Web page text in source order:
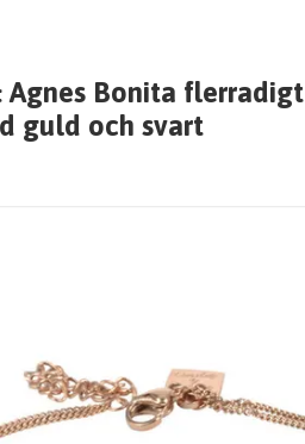
Agnes Bonita flerradigt
guld och svart